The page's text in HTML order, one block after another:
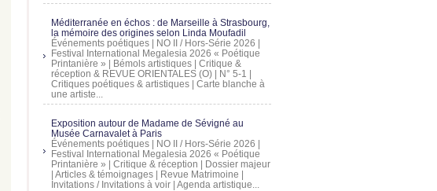
Méditerranée en échos : de Marseille à Strasbourg,
la mémoire des origines selon Linda Moufadil
Événements poétiques | NO II / Hors-Série 2026 |
Festival International Megalesia 2026 « Poétique
Printanière » | Bémols artistiques | Critique &
réception & REVUE ORIENTALES (O) | N° 5-1 |
Critiques poétiques & artistiques | Carte blanche à
une artiste...
Exposition autour de Madame de Sévigné au
Musée Carnavalet à Paris
Événements poétiques | NO II / Hors-Série 2026 |
Festival International Megalesia 2026 « Poétique
Printanière » | Critique & réception | Dossier majeur
| Articles & témoignages | Revue Matrimoine |
Invitations / Invitations à voir | Agenda artistique...